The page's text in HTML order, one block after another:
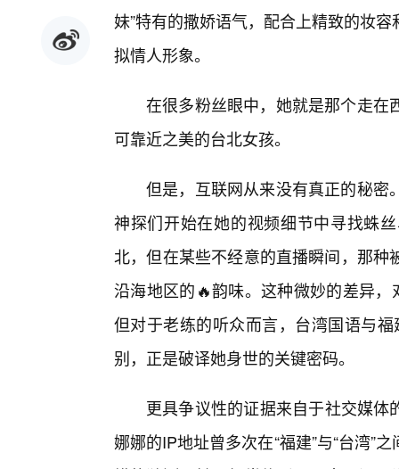
妹”特有的撒娇语气，配合上精致的妆
拟情人形象。
在很多粉丝眼中，她就是那个走在
可靠近之美的台北女孩。
但是，互联网从来没有真正的秘密
神探们开始在她的视频细节中寻找蛛
北，但在某些不经意的直播瞬间，那
沿海地区的🔥韵味。这种微妙的差异
但对于老练的听众而言，台湾国语与福
别，正是破译她身世的关键密码。
更具争议性的证据来自于社交媒
娜娜的IP地址曾多次在“福建”与“台湾”